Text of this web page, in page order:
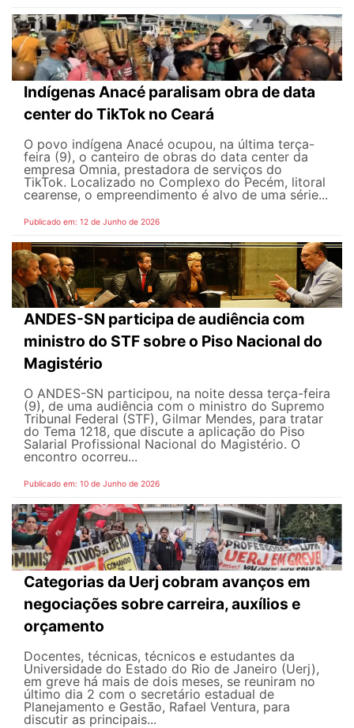
Indígenas Anacé paralisam obra de data
center do TikTok no Ceará
O povo indígena Anacé ocupou, na última terça-
feira (9), o canteiro de obras do data center da
empresa Omnia, prestadora de serviços do
TikTok. Localizado no Complexo do Pecém, litoral
cearense, o empreendimento é alvo de uma série...
Publicado em: 12 de Junho de 2026
ANDES-SN participa de audiência com
ministro do STF sobre o Piso Nacional do
Magistério
O ANDES-SN participou, na noite dessa terça-feira
(9), de uma audiência com o ministro do Supremo
Tribunal Federal (STF), Gilmar Mendes, para tratar
do Tema 1218, que discute a aplicação do Piso
Salarial Profissional Nacional do Magistério. O
encontro ocorreu...
Publicado em: 10 de Junho de 2026
Categorias da Uerj cobram avanços em
negociações sobre carreira, auxílios e
orçamento
Docentes, técnicas, técnicos e estudantes da
Universidade do Estado do Rio de Janeiro (Uerj),
em greve há mais de dois meses, se reuniram no
último dia 2 com o secretário estadual de
Planejamento e Gestão, Rafael Ventura, para
discutir as principais...